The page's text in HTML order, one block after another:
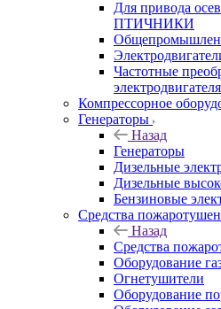
Для привода
ПТИЧНИКИ
Частотные
электродвигателя
Компрессорное
Генераторы
Назад
Генераторы
Дизельные
Дизельные
Бензиновые
Средства
Назад
Средства
Оборудование
Огнетушители
Оборудование